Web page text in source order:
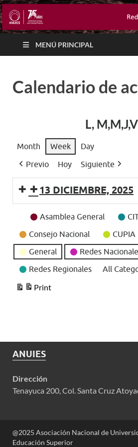
MENÚ PRINCIPAL
Calendario de
L, M,M,J,V
Month Week
Day
Previo
Hoy Siguiente
13 DICIEMBRE, 2025
Event
Asamblea General
Consejo Nacional
CUPIA
General
Redes
Redes Regionales
All
Print
View
ANUIES
Dirección
Tenayuca 200, Col. Santa Cruz
@2025 Asociación Nacional de
Educación Superior